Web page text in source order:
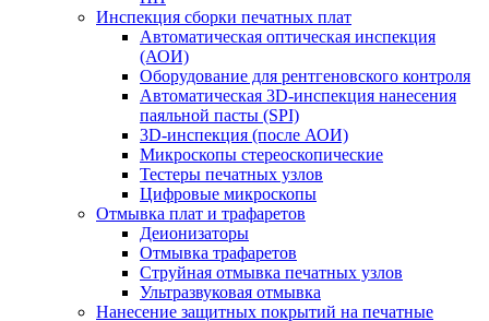
Инспекция сборки печатных плат
Автоматическая оптическая инспекция
(АОИ)
Оборудование для рентгеновского контроля
Автоматическая 3D-инспекция нанесения
паяльной пасты (SPI)
3D-инспекция (после АОИ)
Микроскопы стереоскопические
Тестеры печатных узлов
Цифровые микроскопы
Отмывка плат и трафаретов
Деионизаторы
Отмывка трафаретов
Струйная отмывка печатных узлов
Ультразвуковая отмывка
Нанесение защитных покрытий на печатные